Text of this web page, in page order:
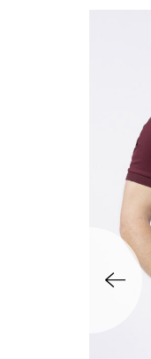
שמאלה